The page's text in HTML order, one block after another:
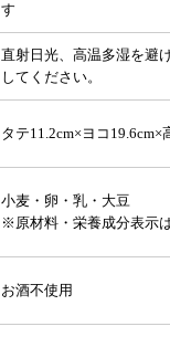
す
直射日光、高温多湿を避
してください。
タテ11.2cm×ヨコ19.6cm×
小麦・卵・乳・大豆
※原材料・栄養成分表示
お酒不使用